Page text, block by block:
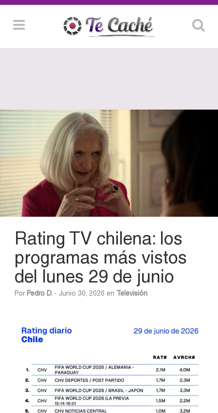
Rating TV chilena: los
programas más vistos
del lunes 29 de junio
Por Pedro D. - Junio 30, 2026 en Televisión